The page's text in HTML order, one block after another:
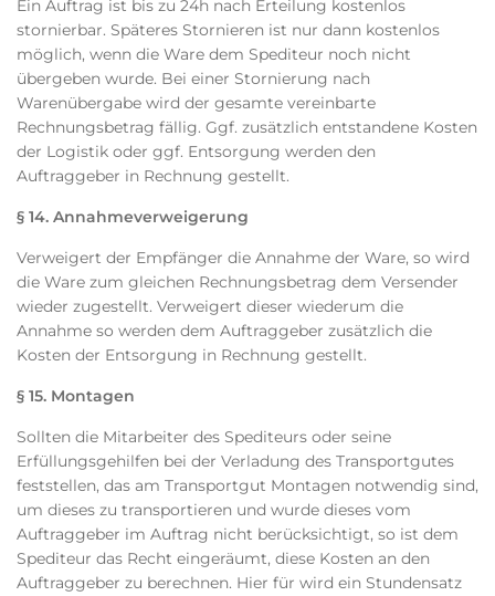
Ein Auftrag ist bis zu 24h nach Erteilung kostenlos
stornierbar. Späteres Stornieren ist nur dann kostenlos
möglich, wenn die Ware dem Spediteur noch nicht
übergeben wurde. Bei einer Stornierung nach
Warenübergabe wird der gesamte vereinbarte
Rechnungsbetrag fällig. Ggf. zusätzlich entstandene Kosten
der Logistik oder ggf. Entsorgung werden den
Auftraggeber in Rechnung gestellt.
§ 14. Annahmeverweigerung
Verweigert der Empfänger die Annahme der Ware, so wird
die Ware zum gleichen Rechnungsbetrag dem Versender
wieder zugestellt. Verweigert dieser wiederum die
Annahme so werden dem Auftraggeber zusätzlich die
Kosten der Entsorgung in Rechnung gestellt.
§ 15. Montagen
Sollten die Mitarbeiter des Spediteurs oder seine
Erfüllungsgehilfen bei der Verladung des Transportgutes
feststellen, das am Transportgut Montagen notwendig sind,
um dieses zu transportieren und wurde dieses vom
Auftraggeber im Auftrag nicht berücksichtigt, so ist dem
Spediteur das Recht eingeräumt, diese Kosten an den
Auftraggeber zu berechnen. Hier für wird ein Stundensatz